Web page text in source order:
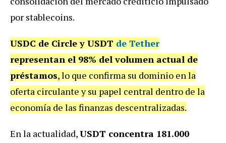
por stablecoins.
USDC de Circle y USDT de Tether
representan el 98% del volumen actual de
préstamos, lo que confirma su dominio en la
oferta circulante y su papel central dentro de la
economía de las finanzas descentralizadas.
En la actualidad,USDT concentra 181.000